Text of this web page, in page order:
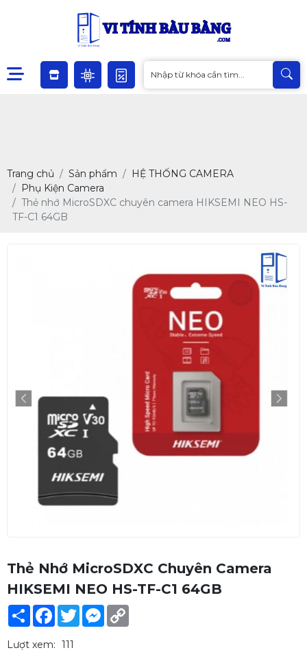
Trang chủ Sản phẩm
HỆ THỐNG CAMERA
Phụ Kiện Camera
Thẻ nhớ MicroSDXC chuyên camera HIKSEMI NEO HS-
TF-C1 64GB
Thẻ Nhớ MicroSDXC Chuyên Camera
HIKSEMI NEO HS-TF-C1 64GB
Share Facebook
TwitterMessenger
Lượt xem: 111